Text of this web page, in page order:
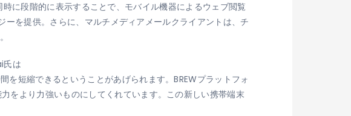
に段階的に表示することで、モバイル機器によるウェブ閲覧
を提供。さらに、マルチメディアメールクライアントは、チ
氏は
を短縮できるということがあげられます。BREWプラットフォ
をより力強いものにしてくれています。この新しい携帯端末